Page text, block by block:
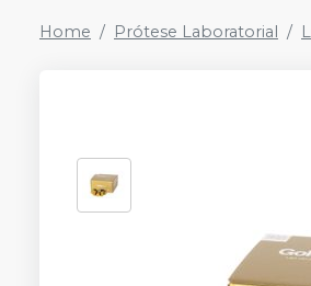
Home Prótese Laboratorial